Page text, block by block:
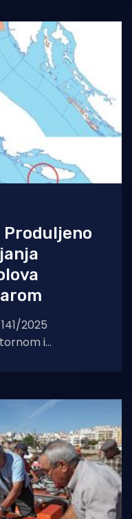
Produljeno
2025
i
okružujućom